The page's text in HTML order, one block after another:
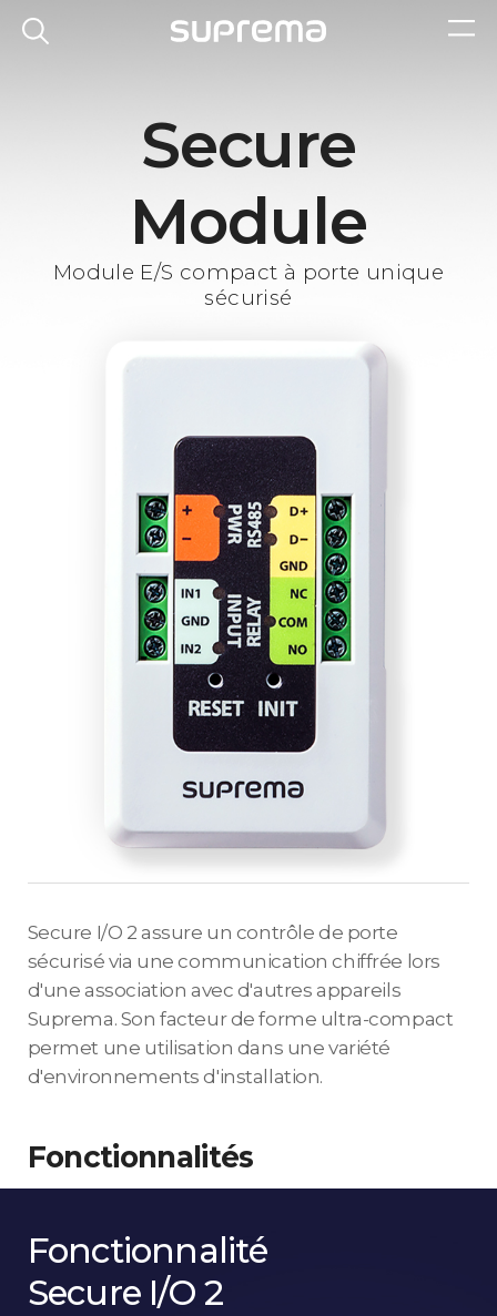
Secure
Module
Module E/S compact à porte unique
sécurisé
Secure I/O 2 assure un contrôle de porte
sécurisé via une communication chiffrée lors
d'une association avec d'autres appareils
Suprema. Son facteur de forme ultra-compact
permet une utilisation dans une variété
d'environnements d'installation.
Fonctionnalités
Fonctionnalité
Secure I/O 2